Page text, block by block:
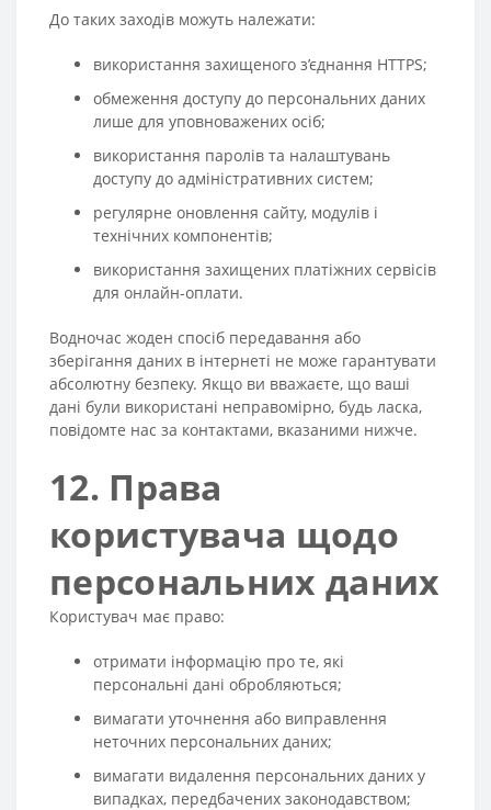
До таких заходів можуть належати:
використання захищеного з’єднання HTTPS;
обмеження доступу до персональних даних
лише для уповноважених осіб;
використання паролів та налаштувань
доступу до адміністративних систем;
регулярне оновлення сайту, модулів і
технічних компонентів;
використання захищених платіжних сервісів
для онлайн-оплати.
Водночас жоден спосіб передавання або
зберігання даних в інтернеті не може гарантувати
абсолютну безпеку. Якщо ви вважаєте, що ваші
дані були використані неправомірно, будь ласка,
повідомте нас за контактами, вказаними нижче.
12. Права
користувача щодо
персональних даних
Користувач має право:
отримати інформацію про те, які
персональні дані обробляються;
вимагати уточнення або виправлення
неточних персональних даних;
вимагати видалення персональних даних у
випадках, передбачених законодавством;